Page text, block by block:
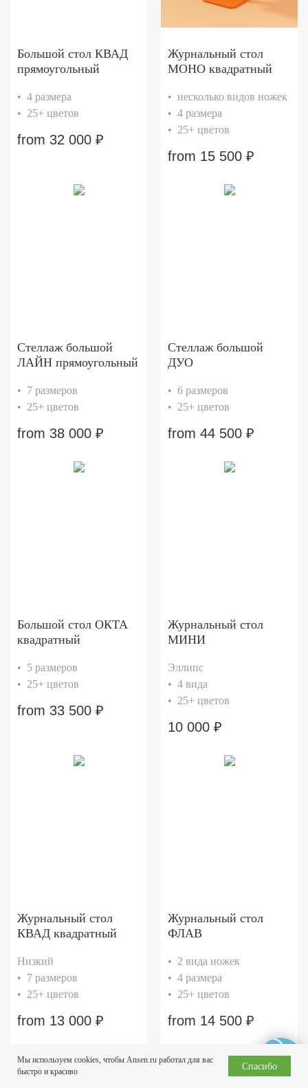
Большой стол КВАД
прямоугольный
• 4 размера
• 25+ цветов
from 32 000 ₽
Журнальный стол
МОНО квадратный
• несколько видов ножек
• 4 размера
• 25+ цветов
from 15 500 ₽
Стеллаж большой
ЛАЙН прямоугольный
• 7 размеров
• 25+ цветов
from 38 000 ₽
Стеллаж большой
ДУО
• 6 размеров
• 25+ цветов
from 44 500 ₽
Большой стол ОКТА
квадратный
• 5 размеров
• 25+ цветов
from 33 500 ₽
Журнальный стол
МИНИ
Эллипс
• 4 вида
• 25+ цветов
10 000 ₽
Журнальный стол
КВАД квадратный
Низкий
• 7 размеров
• 25+ цветов
from 13 000 ₽
Журнальный стол
ФЛАВ
• 2 вида ножек
• 4 размера
• 25+ цветов
from 14 500 ₽
Мы используем cookies, чтобы Ansen.ru работал для вас
быстро и красиво
Спасибо